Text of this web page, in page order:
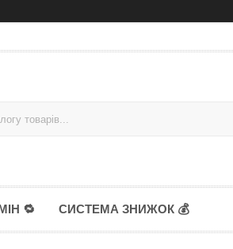
🔁 СИСТЕМА ЗНИЖОК 💰